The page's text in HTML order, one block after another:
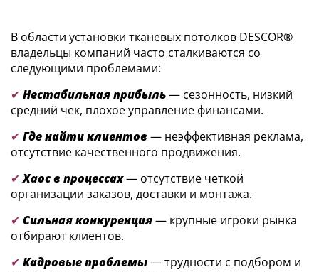
В области установки тканевых потолков DESCOR®
владельцы компаний часто сталкиваются со
следующими проблемами:
✔ Нестабильная прибыль— сезонность, низкий
средний чек, плохое управление финансами.
✔ Где найти клиентов — неэффективная реклама,
отсутствие качественного продвижения.
✔Хаос в процессах— отсутствие четкой
организации заказов, доставки и монтажа.
✔ Сильная конкуренция— крупные игроки рынка
отбирают клиентов.
✔ Кадровые проблемы— трудности с подбором и